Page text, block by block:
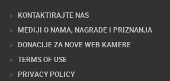
KONTAKTIRAJTE NAS
MEDIJI O NAMA, NAGRADE I PRIZNANJA
DONACIJE ZA NOVE WEB KAMERE
TERMS OF USE
PRIVACY POLICY